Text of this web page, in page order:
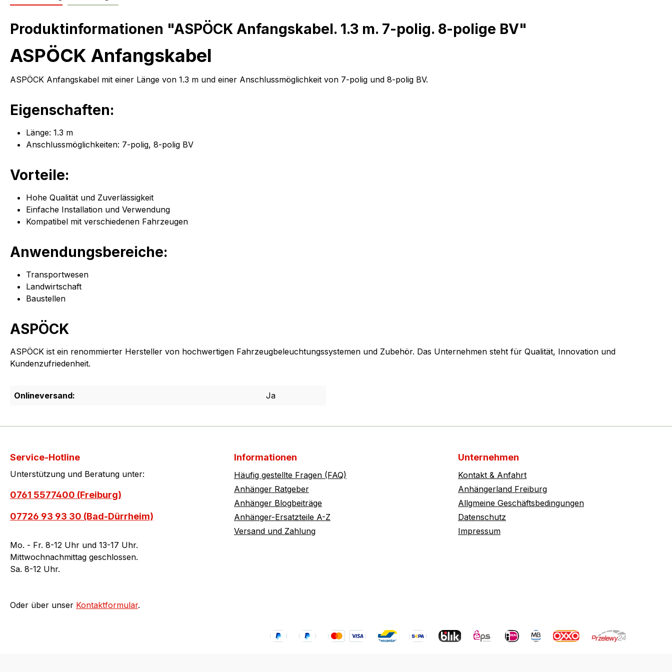
Produktinformationen "ASPÖCK Anfangskabel. 1.3 m. 7-polig. 8-polige BV"
ASPÖCK Anfangskabel
ASPÖCK Anfangskabel mit einer Länge von 1.3 m und einer Anschlussmöglichkeit von 7-polig und 8-polig BV.
Eigenschaften:
Länge: 1.3 m
Anschlussmöglichkeiten: 7-polig, 8-polig BV
Vorteile:
Hohe Qualität und Zuverlässigkeit
Einfache Installation und Verwendung
Kompatibel mit verschiedenen Fahrzeugen
Anwendungsbereiche:
Transportwesen
Landwirtschaft
Baustellen
ASPÖCK
ASPÖCK ist ein renommierter Hersteller von hochwertigen Fahrzeugbeleuchtungssystemen und Zubehör. Das Unternehmen steht für Qualität, Innovation und
Kundenzufriedenheit.
Onlineversand: Ja
Service-Hotline
Unterstützung und Beratung unter:
0761 5577400 (Freiburg)
07726 93 93 30 (Bad-Dürrheim)
Mo. - Fr. 8-12 Uhr und 13-17 Uhr.
Mittwochnachmittag geschlossen.
Sa. 8-12 Uhr.
Oder über unser Kontaktformular.
Informationen
Häufig gestellte Fragen (FAQ)
Anhänger Ratgeber
Anhänger Blogbeiträge
Anhänger-Ersatzteile A-Z
Versand und Zahlung
Unternehmen
Kontakt & Anfahrt
Anhängerland Freiburg
Allgmeine Geschäftsbedingungen
Datenschutz
Impressum